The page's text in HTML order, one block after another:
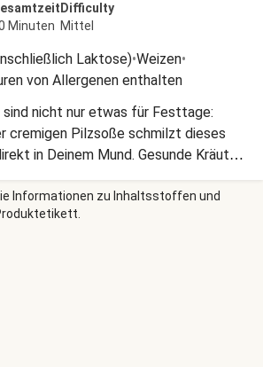
Minuten
Difficulty
Mittel
Laktose)•Weizen•
von Allergenen enthalten
nicht nur etwas für Festtage:
cremigen Pilzsoße schmilzt dieses
in Deinem Mund. Gesunde Kräuter
den gewissen Frische-Kick!
Informationen zu Inhaltsstoffen und